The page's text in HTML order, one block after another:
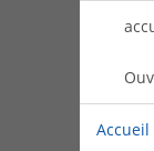
Accueil